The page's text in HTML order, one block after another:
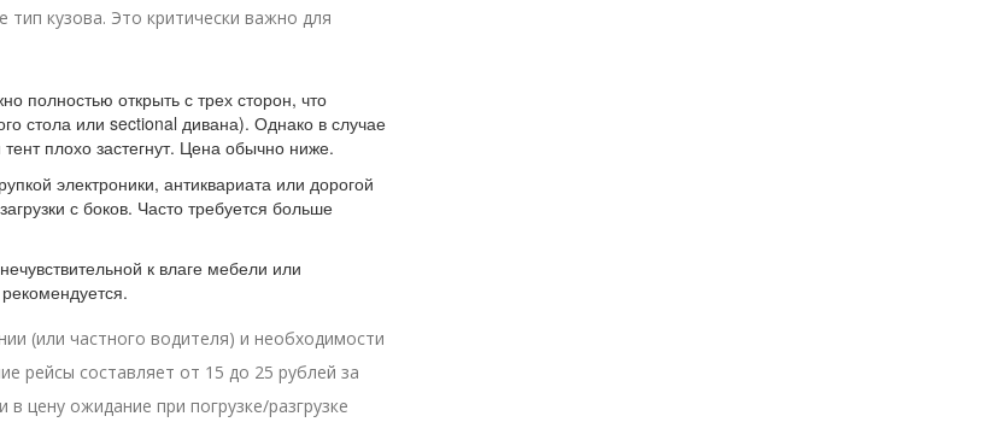
тип кузова. Это критически важно для
полностью открыть с трех сторон, что
стола или sectional дивана). Однако в случае
плохо застегнут. Цена обычно ниже.
электроники, антиквариата или дорогой
с боков. Часто требуется больше
к влаге мебели или
(или частного водителя) и необходимости
рейсы составляет от 15 до 25 рублей за
цену ожидание при погрузке/разгрузке